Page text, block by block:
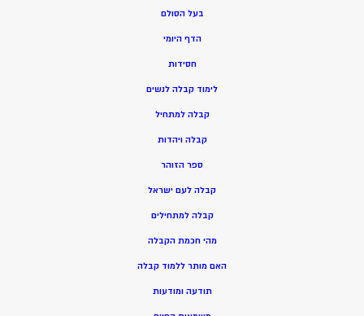
בעל הסולם
הדף היומי
חסידות
לימוד קבלה לנשים
קבלה למתחיל
קבלה ויהדות
ספר הזוהר
קבלה לעם ישראל
קבלה למתחילים
מהי חכמת הקבלה
האם מותר ללמוד קבלה
תודעה ומודעות